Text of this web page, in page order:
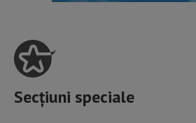
Secțiuni speciale